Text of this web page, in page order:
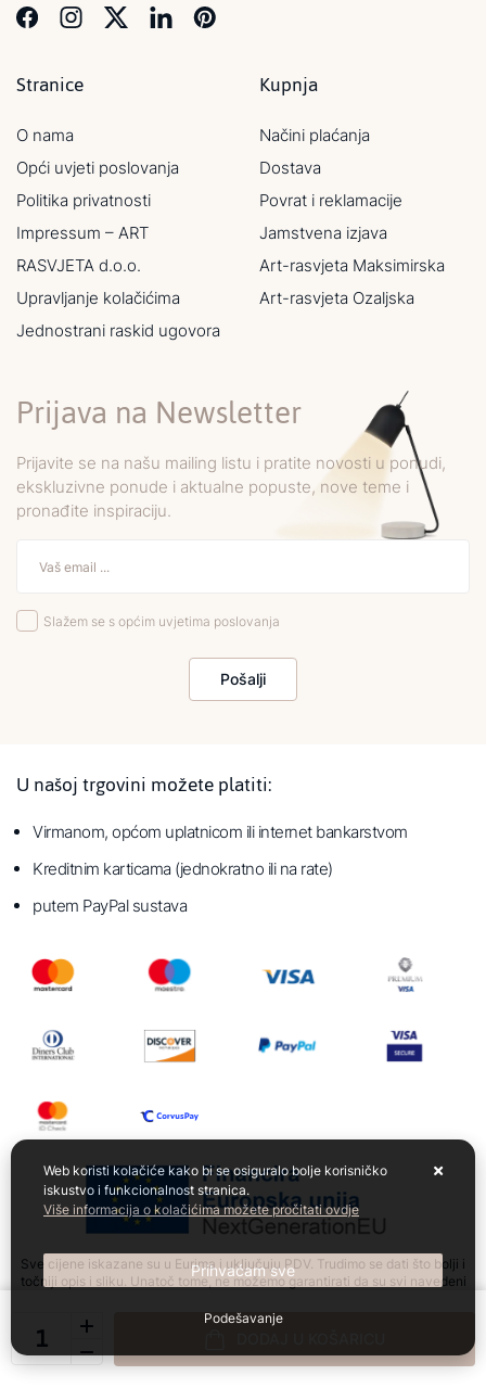
Stranice
O nama
Opći uvjeti poslovanja
Politika privatnosti
Impressum – ART
RASVJETA d.o.o.
Upravljanje kolačićima
Jednostrani raskid ugovora
Kupnja
Načini plaćanja
Dostava
Povrat i reklamacije
Jamstvena izjava
Art-rasvjeta Maksimirska
Art-rasvjeta Ozaljska
Prijava na Newsletter
Prijavite se na našu mailing listu i pratite novosti u ponudi,
ekskluzivne ponude i aktualne popuste, nove teme i
pronađite inspiraciju.
Slažem se s općim uvjetima poslovanja
Pošalji
U našoj trgovini možete platiti:
Virmanom, općom uplatnicom ili internet bankarstvom
Kreditnim karticama (jednokratno ili na rate)
putem PayPal sustava
Sve cijene iskazane su u Eurima i uključuju PDV. Trudimo se dati što bolji i
točniji opis i sliku. Unatoč tome, ne možemo garantirati da su svi navedeni
nastale u opisu proizvoda, slikama proizvoda te promjene cijena.
Izrada web shopa
Web koristi kolačiće kako bi se osiguralo bolje korisničko
iskustvo i funkcionalnost stranica.
Više informacija o kolačićima možete pročitati ovdje
Prihvaćam sve
Podešavanje